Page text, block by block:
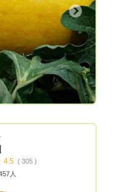
越・北陸・中部
四国1150円 九州
4.5 ( 305 )
人